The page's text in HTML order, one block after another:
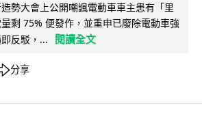
勢大會上公開嘲諷電動車車主患有「里
剩 75% 便發作，並重申已廢除電動車強
反駁，...
閱讀全文
分享